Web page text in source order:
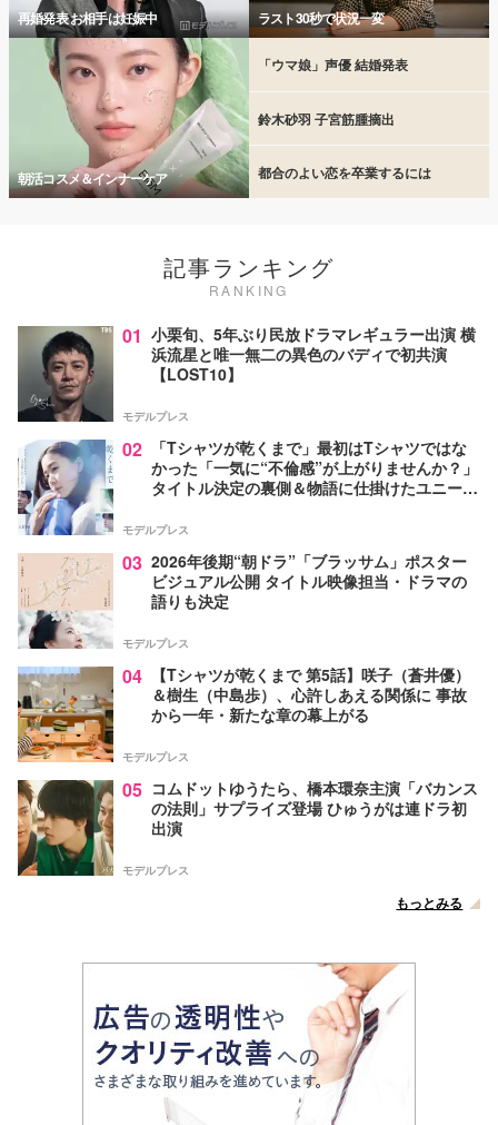
再婚発表 お相手は妊娠中 ラスト30秒で状況一変
朝活コスメ＆インナーケア
「ウマ娘」声優 結婚発表
鈴木砂羽 子宮筋腫摘出
都合のよい恋を卒業するには
記事ランキング
RANKING
01 小栗旬、5年ぶり民放ドラマレギュラー出演 横
浜流星と唯一無二の異色のバディで初共演
【LOST10】
モデルプレス
02
「Tシャツが乾くまで」最初はTシャツではな
かった「一気に“不倫感”が上がりませんか？」
タイトル決定の裏側＆物語に仕掛けたユニーク
モデルプレス
03 2026年後期“朝ドラ”「ブラッサム」ポスター
ビジュアル公開 タイトル映像担当・ドラマの
語りも決定
モデルプレス
04
【Tシャツが乾くまで 第5話】咲子（蒼井優）
＆樹生（中島歩）、心許しあえる関係に 事故
から一年・新たな章の幕上がる
モデルプレス
05 コムドットゆうたら、橋本環奈主演「バカンス
の法則」サプライズ登場 ひゅうがは連ドラ初
出演
モデルプレス
もっとみる